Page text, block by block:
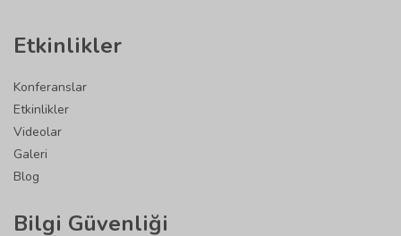
Etkinlikler
Konferanslar
Etkinlikler
Videolar
Galeri
Blog
Bilgi Güvenliği